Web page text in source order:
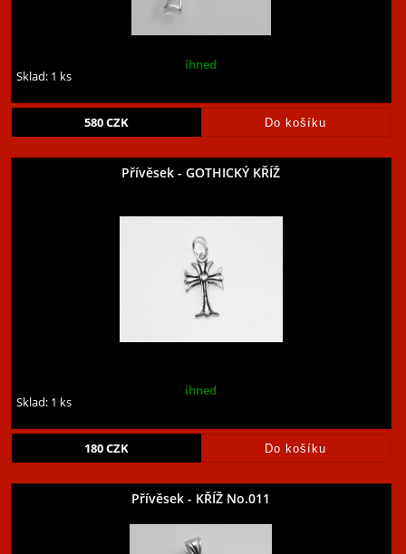
ihned
Sklad: 1 ks
580CZK
Přívěsek - GOTHICKÝ KŘÍŽ
ihned
Sklad: 1 ks
180CZK
Přívěsek - KŘÍŽ No.011